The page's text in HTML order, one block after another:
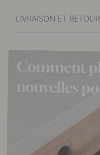
LIVRAISON ET RETOUR